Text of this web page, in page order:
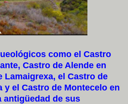
como el Castro
Castro de Alende en
Lamaigrexa, el Castro de
y el Castro de Montecelo en
antigüedad de sus